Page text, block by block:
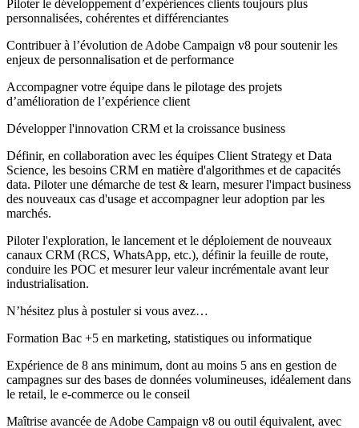
Piloter le développement d’expériences clients toujours plus
personnalisées, cohérentes et différenciantes
Contribuer à l’évolution de Adobe Campaign v8 pour soutenir les
enjeux de personnalisation et de performance
Accompagner votre équipe dans le pilotage des projets
d’amélioration de l’expérience client
Développer l'innovation CRM et la croissance business
Définir, en collaboration avec les équipes Client Strategy et Data
Science, les besoins CRM en matière d'algorithmes et de capacités
data. Piloter une démarche de test & learn, mesurer l'impact business
des nouveaux cas d'usage et accompagner leur adoption par les
marchés.
Piloter l'exploration, le lancement et le déploiement de nouveaux
canaux CRM (RCS, WhatsApp, etc.), définir la feuille de route,
conduire les POC et mesurer leur valeur incrémentale avant leur
industrialisation.
N’hésitez plus à postuler si vous avez…
Formation Bac +5 en marketing, statistiques ou informatique
Expérience de 8 ans minimum, dont au moins 5 ans en gestion de
campagnes sur des bases de données volumineuses, idéalement dans
le retail, le e-commerce ou le conseil
Maîtrise avancée de Adobe Campaign v8 ou outil équivalent, avec